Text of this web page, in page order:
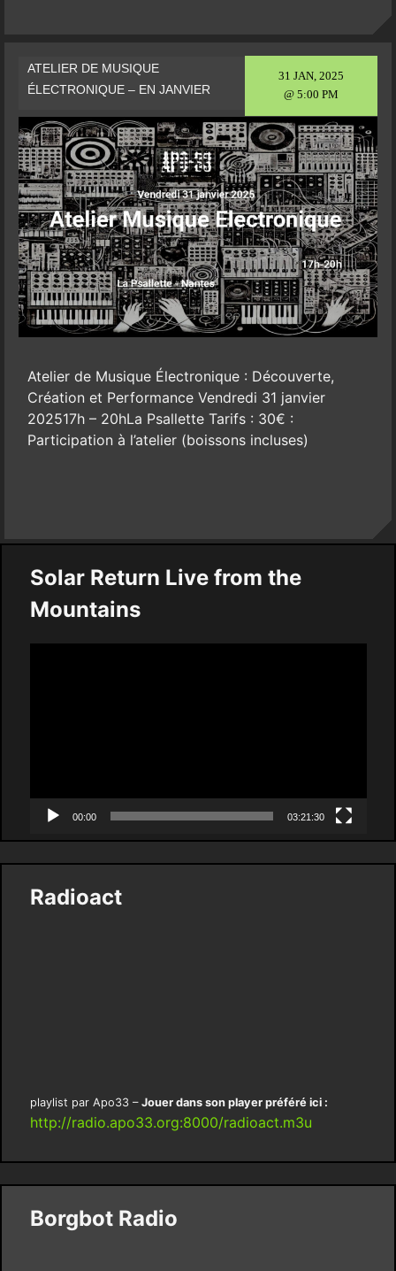
31 JAN, 2025
@ 5:00 PM
ATELIER DE MUSIQUE
ÉLECTRONIQUE – EN JANVIER
Atelier de Musique Électronique : Découverte,
Création et Performance Vendredi 31 janvier
202517h – 20hLa Psallette Tarifs : 30€ :
Participation à l’atelier (boissons incluses)
Solar Return Live from the
Mountains
00:00 03:21:30
Radioact
playlist par Apo33 – Jouer dans son player préféré ici :
http://radio.apo33.org:8000/radioact.m3u
Borgbot Radio